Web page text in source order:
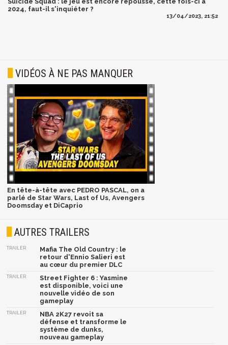
2024, faut-il s'inquiéter ?
13/04/2023, 21:52
VIDÉOS À NE PAS MANQUER
En tête-à-tête avec PEDRO PASCAL, on a
parlé de Star Wars, Last of Us, Avengers
Doomsday et DiCaprio
AUTRES TRAILERS
TRAILER
Mafia The Old Country : le
retour d'Ennio Salieri est
au cœur du premier DLC
TRAILER
Street Fighter 6 : Yasmine
est disponible, voici une
nouvelle vidéo de son
gameplay
TRAILER
NBA 2K27 revoit sa
défense et transforme le
système de dunks,
nouveau gameplay